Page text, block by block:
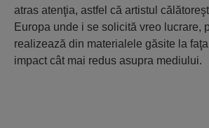
atras atenţia, astfel că artistul
Europa unde i se solicită vreo lucrare,
realizează din materialele găsite la
impact cât mai redus asupra mediului.